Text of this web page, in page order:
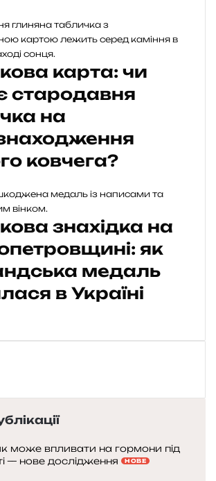
карта: чи
стародавня
на
ковчега?
знахідка на
як
медаль
в Україні
може впливати на гормони під
— нове дослідження
НОВЕ